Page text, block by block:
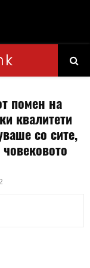
помен на
квалитети
со сите,